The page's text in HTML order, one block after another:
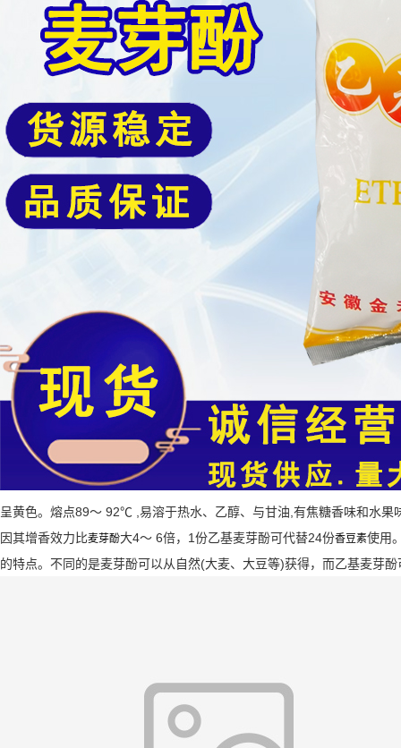
呈黄色。熔点89～ 92℃ ,易溶于热水、乙醇、与甘油,有焦糖香味和水
因其增香效力比麦芽酚大4～ 6倍，1份乙基麦芽酚可代替24份香豆素使用
的特点。不同的是麦芽酚可以从自然(大麦、大豆等)获得，而乙基麦芽